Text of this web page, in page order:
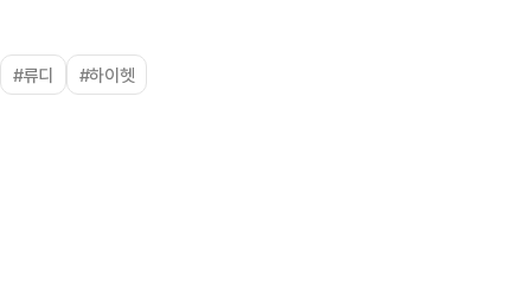
#류디 #하이헷